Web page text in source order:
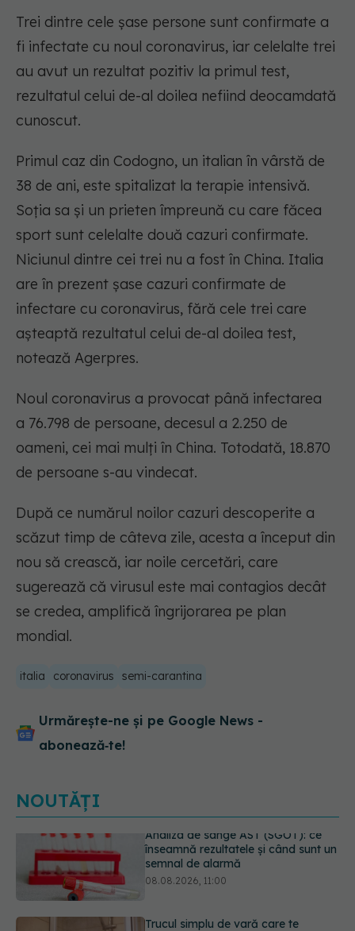
Trei dintre cele șase persone sunt confirmate a
fi infectate cu noul coronavirus, iar celelalte trei
au avut un rezultat pozitiv la primul test,
rezultatul celui de-al doilea nefiind deocamdată
cunoscut.
Primul caz din Codogno, un italian în vârstă de
38 de ani, este spitalizat la terapie intensivă.
Soția sa și un prieten împreună cu care făcea
sport sunt celelalte două cazuri confirmate.
Niciunul dintre cei trei nu a fost în China. Italia
are în prezent șase cazuri confirmate de
infectare cu coronavirus, fără cele trei care
așteaptă rezultatul celui de-al doilea test,
notează Agerpres.
Noul coronavirus a provocat până infectarea
a 76.798 de persoane, decesul a 2.250 de
oameni, cei mai mulți în China. Totodată, 18.870
de persoane s-au vindecat.
După ce numărul noilor cazuri descoperite a
scăzut timp de câteva zile, acesta a început din
nou să crească, iar noile cercetări, care
sugerează că virusul este mai contagios decât
se credea, amplifică îngrijorarea pe plan
mondial.
italia coronavirus semi-carantina
Urmărește-ne și pe Google News -
abonează‑te!
NOUTĂȚI
Trucul simplu de vară care te
răcorește după duș. De ce este bine
să nu te ștergi imediat